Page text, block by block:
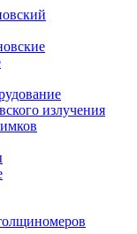
излучения